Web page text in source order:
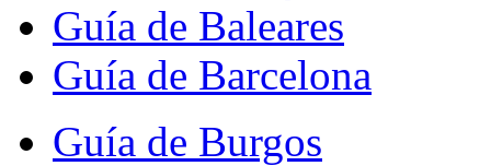
Guía de Baleares
Guía de Barcelona
Guía de Burgos